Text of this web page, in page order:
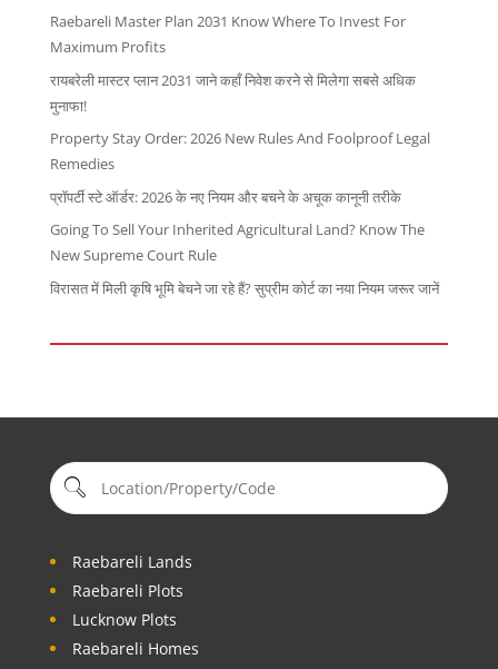
Raebareli Master Plan 2031 Know Where To Invest For
Maximum Profits
रायबरेली मास्टर प्लान 2031 जाने कहाँ निवेश करने से मिलेगा सबसे अधिक
मुनाफा!
Property Stay Order: 2026 New Rules And Foolproof Legal
Remedies
प्रॉपर्टी स्टे ऑर्डर: 2026 के नए नियम और बचने के अचूक कानूनी तरीके
Going To Sell Your Inherited Agricultural Land? Know The
New Supreme Court Rule
विरासत में मिली कृषि भूमि बेचने जा रहे हैं? सुप्रीम कोर्ट का नया नियम जरूर जानें
Raebareli Lands
Raebareli Plots
Lucknow Plots
Raebareli Homes